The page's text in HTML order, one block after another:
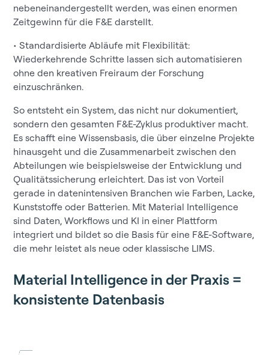
nebeneinandergestellt werden, was einen enormen
Zeitgewinn für die F&E darstellt.
• Standardisierte Abläufe mit Flexibilität:
Wiederkehrende Schritte lassen sich automatisieren
ohne den kreativen Freiraum der Forschung
einzuschränken.
So entsteht ein System, das nicht nur dokumentiert,
sondern den gesamten F&E-Zyklus produktiver macht.
Es schafft eine Wissensbasis, die über einzelne Projekte
hinausgeht und die Zusammenarbeit zwischen den
Abteilungen wie beispielsweise der Entwicklung und
Qualitätssicherung erleichtert. Das ist von Vorteil
gerade in datenintensiven Branchen wie Farben, Lacke,
Kunststoffe oder Batterien. Mit Material Intelligence
sind Daten, Workflows und KI in einer Plattform
integriert und bildet so die Basis für eine F&E-Software,
die mehr leistet als neue oder klassische LIMS.
Material Intelligence in der Praxis =
konsistente Datenbasis